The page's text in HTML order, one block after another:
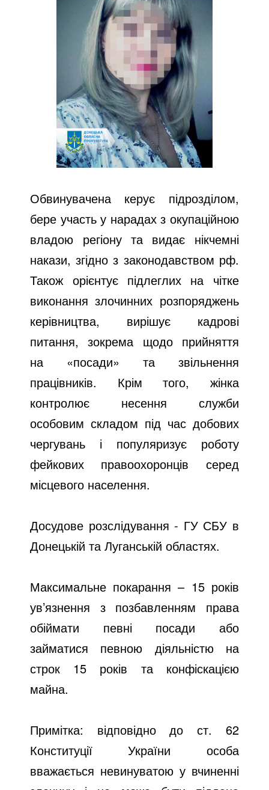
Обвинувачена керує підрозділом,
бере участь у нарадах з окупаційною
владою регіону та видає нікчемні
накази, згідно з законодавством рф.
Також орієнтує підлеглих на чітке
виконання злочинних розпоряджень
керівництва, вирішує кадрові
питання, зокрема щодо прийняття
на «посади» та звільнення
працівників. Крім того, жінка
контролює несення служби
особовим складом під час добових
чергувань і популяризує роботу
фейкових правоохоронців серед
місцевого населення.
Досудове розслідування - ГУ СБУ в
Донецькій та Луганській областях.
Максимальне покарання – 15 років
ув’язнення з позбавленням права
обіймати певні посади або
займатися певною діяльністю на
строк 15 років та конфіскацією
майна.
Примітка: відповідно до ст. 62
Конституції України особа
вважається невинуватою у вчиненні